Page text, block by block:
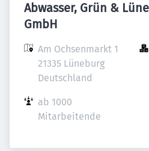
Abwasser, Grün &
GmbH
Am Ochsenmarkt 1
21335 Lüneburg
Deutschland
ab 1000
Mitarbeitende